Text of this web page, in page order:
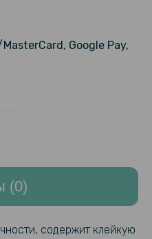
199 грн
Google Pay,
(0)
содержит клейкую